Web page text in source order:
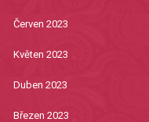
Červen 2023
Květen 2023
Duben 2023
Březen 2023